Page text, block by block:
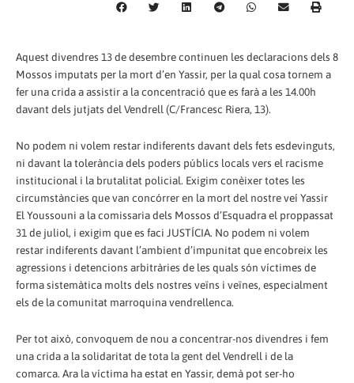
Aquest divendres 13 de desembre continuen les declaracions dels 8
Mossos imputats per la mort d’en Yassir, per la qual cosa tornem a
fer una crida a assistir a la concentració que es farà a les 14.00h
davant dels jutjats del Vendrell (C/Francesc Riera, 13).
No podem ni volem restar indiferents davant dels fets esdevinguts,
ni davant la tolerància dels poders públics locals vers el racisme
institucional i la brutalitat policial. Exigim conèixer totes les
circumstàncies que van concórrer en la mort del nostre veí Yassir
El Youssouni a la comissaria dels Mossos d’Esquadra el proppassat
31 de juliol, i exigim que es faci JUSTÍCIA. No podem ni volem
restar indiferents davant l’ambient d’impunitat que encobreix les
agressions i detencions arbitràries de les quals són víctimes de
forma sistemàtica molts dels nostres veïns i veïnes, especialment
els de la comunitat marroquina vendrellenca.
Per tot això, convoquem de nou a concentrar-nos divendres i fem
una crida a la solidaritat de tota la gent del Vendrell i de la
comarca. Ara la víctima ha estat en Yassir, demà pot ser-ho